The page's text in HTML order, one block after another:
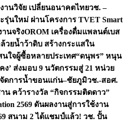
งานวิจัย เปลี่ยนอนาคตไทยวช. –
นใหม่ ผ่านโครงการ TVET Smart
านจริงOROM เครื่องดื่มแพลนต์เบส
ยน้ำว้าดิบ สร้างกระแสใน
นใจผู้ซื้อหลายประเทศ“ดนุพร” หนุน
’ ส่งมอบ 9 นวัตกรรมสู่ 21 หน่วย
ดการน้ำขอนแก่น–ชัยภูมิวช.-สอศ.
คว้ารางวัล “กิจกรรมติดดาว”
2569 ดันผลงานสู่การใช้งาน
สนาม 2 ได้แชมป์แล้ว! วช. ปั้น